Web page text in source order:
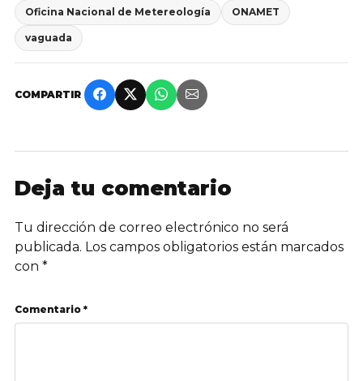
Oficina Nacional de Metereología ONAMET
vaguada
COMPARTIR
Deja tu comentario
Tu dirección de correo electrónico no será
publicada. Los campos obligatorios están marcados
con *
Comentario *